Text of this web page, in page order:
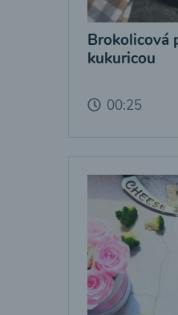
Brokolicová
kukuricou
00:25